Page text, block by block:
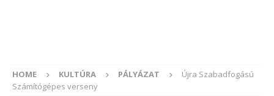
HOME KULTÚRA PÁLYÁZAT
Újra Szabadfogású
Számítógépes verseny